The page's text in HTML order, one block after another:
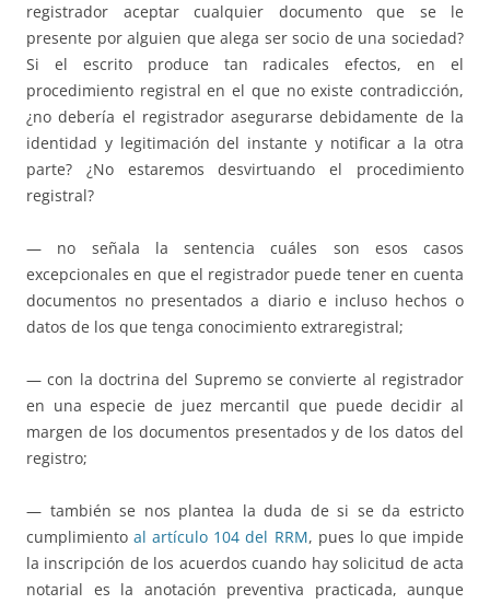
registrador aceptar cualquier documento que se le
presente por alguien que alega ser socio de una sociedad?
Si el escrito produce tan radicales efectos, en el
procedimiento registral en el que no existe contradicción,
¿no debería el registrador asegurarse debidamente de la
identidad y legitimación del instante y notificar a la otra
parte? ¿No estaremos desvirtuando el procedimiento
registral?
— no señala la sentencia cuáles son esos casos
excepcionales en que el registrador puede tener en cuenta
documentos no presentados a diario e incluso hechos o
datos de los que tenga conocimiento extraregistral;
— con la doctrina del Supremo se convierte al registrador
en una especie de juez mercantil que puede decidir al
margen de los documentos presentados y de los datos del
registro;
— también se nos plantea la duda de si se da estricto
cumplimientoal artículo 104 del RRM, pues lo que impide
la inscripción de los acuerdos cuando hay solicitud de acta
notarial es la anotación preventiva practicada, aunque